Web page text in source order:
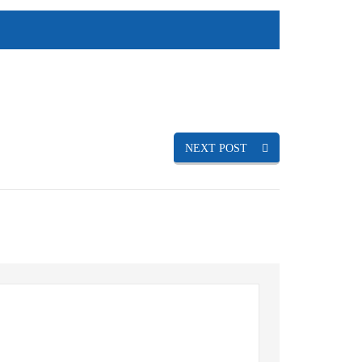
NEXT POST